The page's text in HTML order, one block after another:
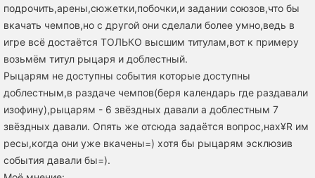
подрочить,арены,сюжетки,побочки,и задании союзов,что бы
вкачать чемпов,но с другой они сделали более умно,ведь в
игре всё достаётся ТОЛЬКО высшим титулам,вот к примеру
возьмём титул рыцаря и доблестный.
Рыцарям не доступны события которые доступны
доблестным,в раздаче чемпов(беря календарь где раздавали
изофину),рыцарям - 6 звёздных давали а доблестным 7
звёздных давали. Опять же отсюда задаётся вопрос,нах¥R им
ресы,когда они уже вкачены=) хотя бы рыцарям эсклюзив
события давали бы=).